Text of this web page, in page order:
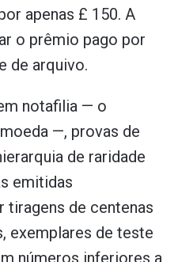
apenas £ 150. A
o prêmio pago por
de arquivo.
notafilia — o
—, provas de
de raridade
emitidas
tiragens de centenas
exemplares de teste
números inferiores a